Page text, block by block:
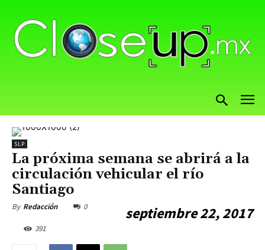
SLP
La próxima semana se abrirá a la
circulación vehicular el río
Santiago
By Redacción septiembre 22, 2017
0
391